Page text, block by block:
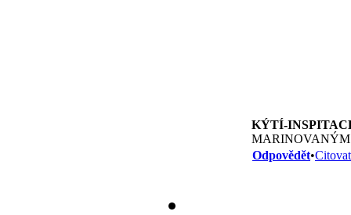
KÝTÍ-
Odpovědět•Citovat